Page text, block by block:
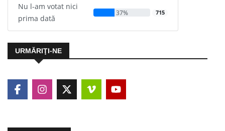
Nu l-am votat nici
prima dată
37% 715
URMĂRIŢI-NE